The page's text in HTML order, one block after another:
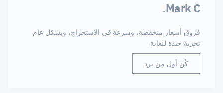
Mark C.
فروق أسعار منخفضة، وسرعة في الاستخراج، وبشكل عام
تجربة جيدة للغاية
كُن أول من يرد